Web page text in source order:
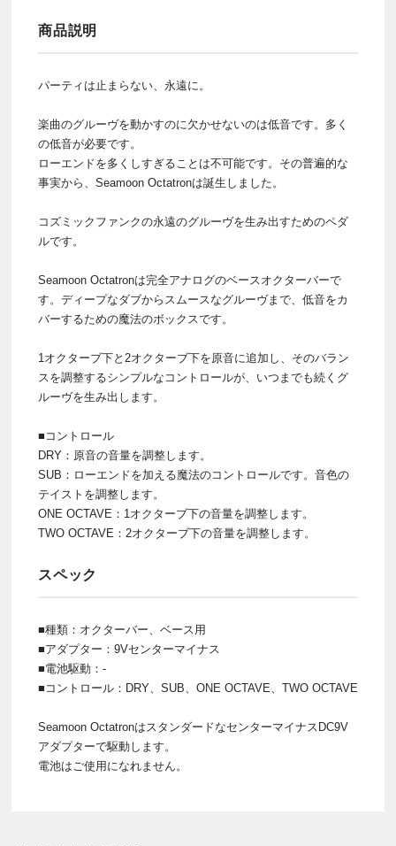
商品説明
パーティは止まらない、永遠に。
楽曲のグルーヴを動かすのに欠かせないのは低音です。多く
の低音が必要です。
ローエンドを多くしすぎることは不可能です。その普遍的な
事実から、Seamoon Octatronは誕生しました。
コズミックファンクの永遠のグルーヴを生み出すためのペダ
ルです。
Seamoon Octatronは完全アナログのベースオクターバーで
す。ディープなダブからスムースなグルーヴまで、低音をカ
バーするための魔法のボックスです。
1オクターブ下と2オクターブ下を原音に追加し、そのバラン
スを調整するシンプルなコントロールが、いつまでも続くグ
ルーヴを生み出します。
■コントロール
DRY：原音の音量を調整します。
SUB：ローエンドを加える魔法のコントロールです。音色の
テイストを調整します。
ONE OCTAVE：1オクターブ下の音量を調整します。
TWO OCTAVE：2オクターブ下の音量を調整します。
スペック
■種類：オクターバー、ベース用
■アダプター：9Vセンターマイナス
■電池駆動：-
■コントロール：DRY、SUB、ONE OCTAVE、TWO OCTAVE
Seamoon OctatronはスタンダードなセンターマイナスDC9V
アダプターで駆動します。
電池はご使用になれません。